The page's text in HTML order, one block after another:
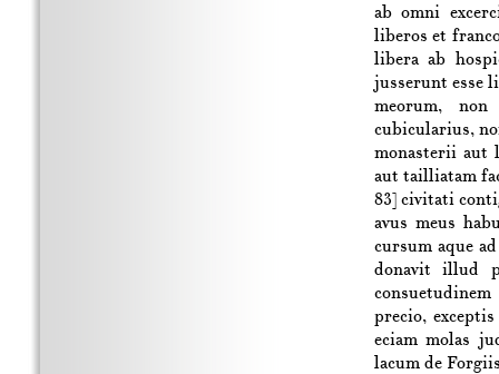
ab omni
liberos et
libera ab
jusserunt esse
meorum, non
cubicularius,
monasterii aut
aut tailliatam
83] civitati
avus meus
cursum aque
donavit illud
precio,
eciam molas
lacum de